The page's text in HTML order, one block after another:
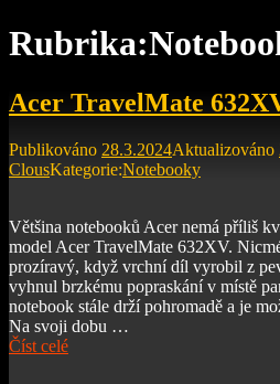
Rubrika:
Acer TravelMate
Publikováno 28.3.2024Aktualizováno
ClousKategorie:Notebooky
Většina notebooků Acer nemá příliš
model Acer TravelMate 632XV.
prozíravý, když vrchní díl vyrobil z
vyhnul brzkému popraskání v místě
notebook stále drží pohromadě a je
Na svoji dobu …
Číst celé